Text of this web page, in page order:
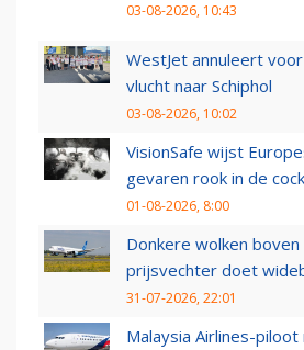
03-08-2026, 10:43
WestJet annuleert
vlucht naar Schiphol
03-08-2026, 10:02
VisionSafe wijst
gevaren rook in de
01-08-2026, 8:00
Donkere wolken boven
prijsvechter doet
31-07-2026, 22:01
Malaysia Airlines-piloot